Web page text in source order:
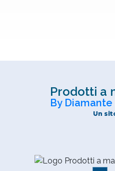
Prodotti a
By
Un